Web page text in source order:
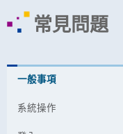
常見問題
一般事項
系統操作